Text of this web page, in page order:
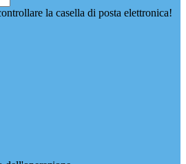
la casella di posta elettronica!